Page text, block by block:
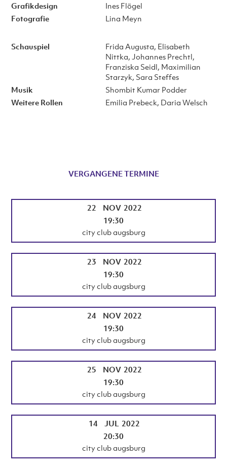
Grafikdesign
Ines Flögel
Fotografie
Lina Meyn
Schauspiel
Frida Augusta, Elisabeth
Nittka, Johannes Prechtl,
Franziska Seidl, Maximilian
Starzyk, Sara Steffes
Musik
Shombit Kumar Podder
Weitere Rollen
Emilia Prebeck, Daria Welsch
VERGANGENE TERMINE
22 NOV 2022
19:30
city club augsburg
23 NOV 2022
19:30
city club augsburg
24 NOV 2022
19:30
city club augsburg
25 NOV 2022
19:30
city club augsburg
14 JUL 2022
20:30
city club augsburg